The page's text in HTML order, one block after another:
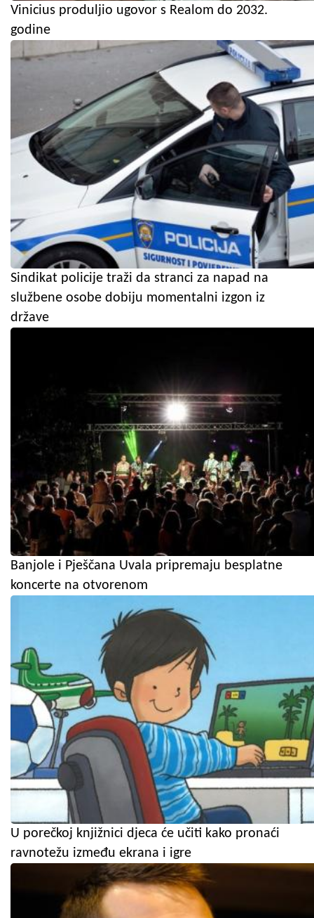
Vinicius produljio ugovor s Realom do 2032.
godine
Sindikat policije traži da stranci za napad na
službene osobe dobiju momentalni izgon iz
države
Banjole i Pješčana Uvala pripremaju besplatne
koncerte na otvorenom
U porečkoj knjižnici djeca će učiti kako pronaći
ravnotežu između ekrana i igre